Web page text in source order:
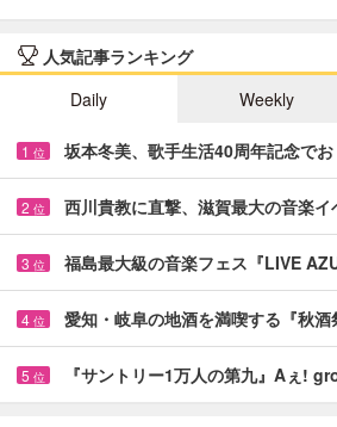
人気記事ランキング
Daily
Weekly
1 位 坂本冬美、歌手生活40周年記念で
2 位 西川貴教に直撃、滋賀最大の音楽
3 位 福島最大級の音楽フェス『LIVE
4 位 愛知・岐阜の地酒を満喫する『秋
5 位 『サントリー1万人の第九』Aぇ!